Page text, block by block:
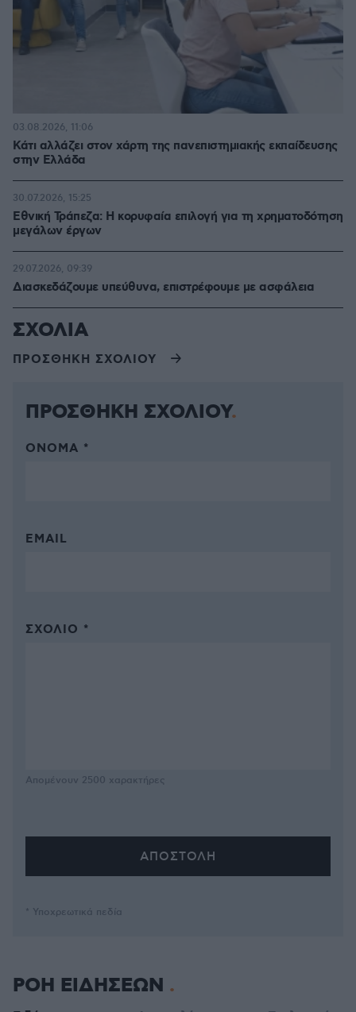
Κάτι αλλάζει στον χάρτη της πανεπιστημιακής εκπαίδευσης
στην Ελλάδα
03.08.2026, 11:06
Εθνική Τράπεζα: Η κορυφαία επιλογή για τη χρηματοδότηση
μεγάλων έργων
30.07.2026, 15:25
Διασκεδάζουμε υπεύθυνα, επιστρέφουμε με ασφάλεια
29.07.2026, 09:39
ΣΧΟΛΙΑ
ΠΡΟΣΘΗΚΗ ΣΧΟΛΙΟΥ
ΠΡΟΣΘΗΚΗ ΣΧΟΛΙΟΥ
ΌΝΟΜΑ *
EMAIL
ΣΧΌΛΙΟ *
Απομένουν 2500 χαρακτήρες
* Υποχρεωτικά πεδία
ΡΟΗ ΕΙΔΗΣΕΩΝ